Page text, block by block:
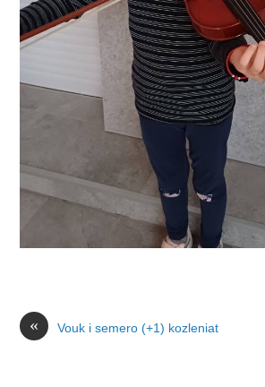
« Vouk i semero (+1) kozleniat